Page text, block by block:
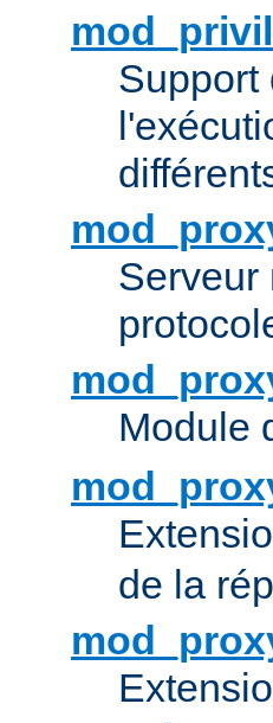
Support
Serveur
Module
de la